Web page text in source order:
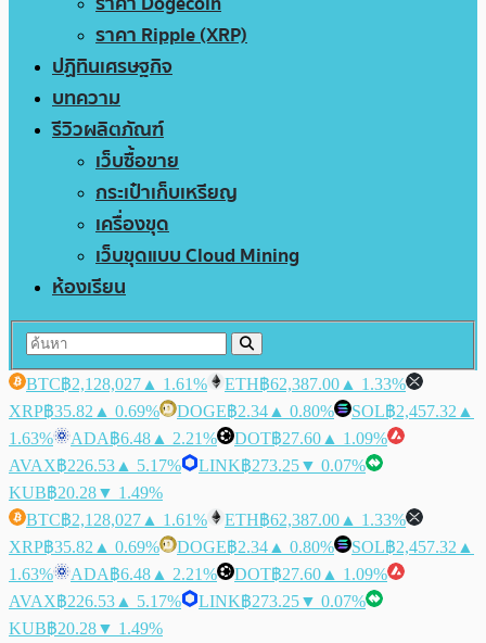
ราคา Ripple (XRP)
ปฏิทินเศรษฐกิจ
บทความ
รีวิวผลิตภัณฑ์
เว็บซื้อขาย
กระเป๋าเก็บเหรียญ
เครื่องขุด
เว็บขุดแบบ Cloud Mining
ห้องเรียน
BTC฿2,128,027 ▲ 1.61% ETH฿62,387.00 ▲ 1.33%
XRP฿35.82 ▲ 0.69% DOGE฿2.34 ▲ 0.80% SOL฿2,457.32 ▲
1.63%
ADA฿6.48 ▲ 2.21% DOT฿27.60 ▲ 1.09%
AVAX฿226.53 ▲ 5.17% LINK฿273.25▼ 0.07%
KUB฿20.28▼ 1.49%
BTC฿2,128,027 ▲ 1.61% ETH฿62,387.00 ▲ 1.33%
XRP฿35.82 ▲ 0.69% DOGE฿2.34 ▲ 0.80% SOL฿2,457.32 ▲
1.63%
ADA฿6.48 ▲ 2.21% DOT฿27.60 ▲ 1.09%
AVAX฿226.53 ▲ 5.17% LINK฿273.25▼ 0.07%
KUB฿20.28▼ 1.49%